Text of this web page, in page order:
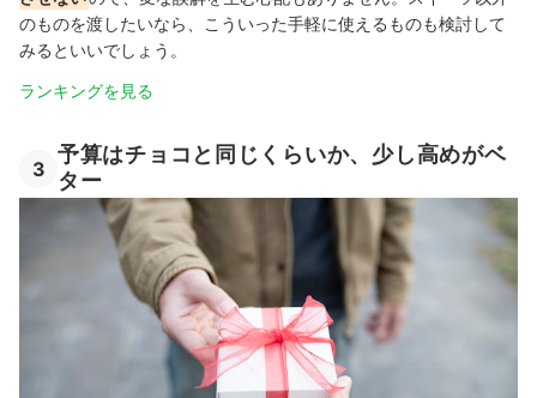
のものを渡したいなら、こういった手軽に使えるものも検討して
みるといいでしょう。
ランキングを見る
3
予算はチョコと同じくらいか、少し高めがベ
ター